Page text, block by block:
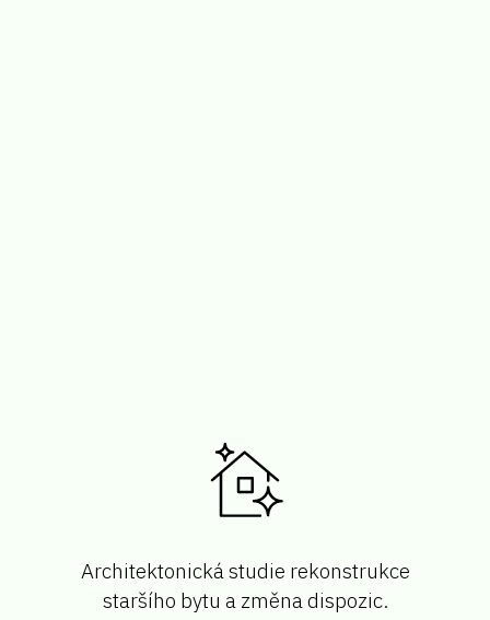
Architektonická studie rekonstrukce
staršího bytu a změna dispozic.